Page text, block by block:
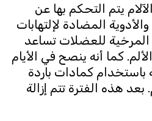
يتم التحكم بها عن
المضادة لإلتهابات
للعضلات تساعد
كما أنه ينصح في الأيام
باستخدام كمادات باردة
هذه الفترة تتم إزالة